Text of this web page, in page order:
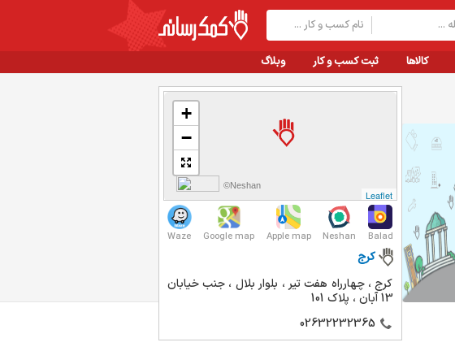
وبلاگ ثبت کسب و کار کالاها
+
−
Leaflet
©Neshan
Balad
Neshan
Apple map
Google map
Waze
کرج
کرج ، چهارراه هفت تیر ، بلوار بلال ، جنب خیابان
13 آبان ، پلاک 101
02632232365